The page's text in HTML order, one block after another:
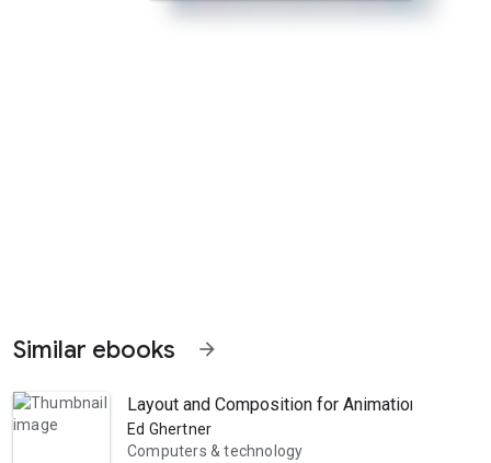
Similar ebooks arrow_forward
Layout and Composition for Animation
Ed Ghertner
Computers & technology